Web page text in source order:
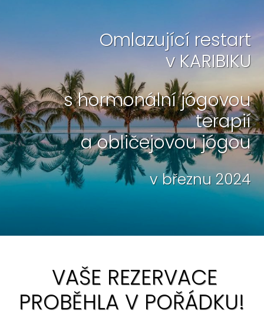
Omlazující restart
v KARIBIKU
s hormonální jógovou
terapií
a obličejovou jógou
v březnu 2024
VAŠE REZERVACE
PROBĚHLA V POŘÁDKU!